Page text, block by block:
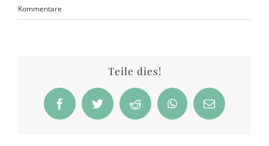
Kommentare
Teile dies!
FacebookTwitter Reddit WhatsApp
E-
Mail